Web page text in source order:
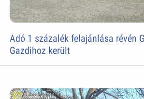
Adó 1 százalék felajánlása révén
Gazdihoz került